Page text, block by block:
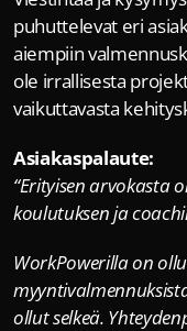
puhuttelevat eri
aiempiin
ole irrallisesta
vaikuttavasta
Asiakaspalaute:
“Erityisen arvokasta
koulutuksen ja
WorkPowerilla on
ollut selkeä.